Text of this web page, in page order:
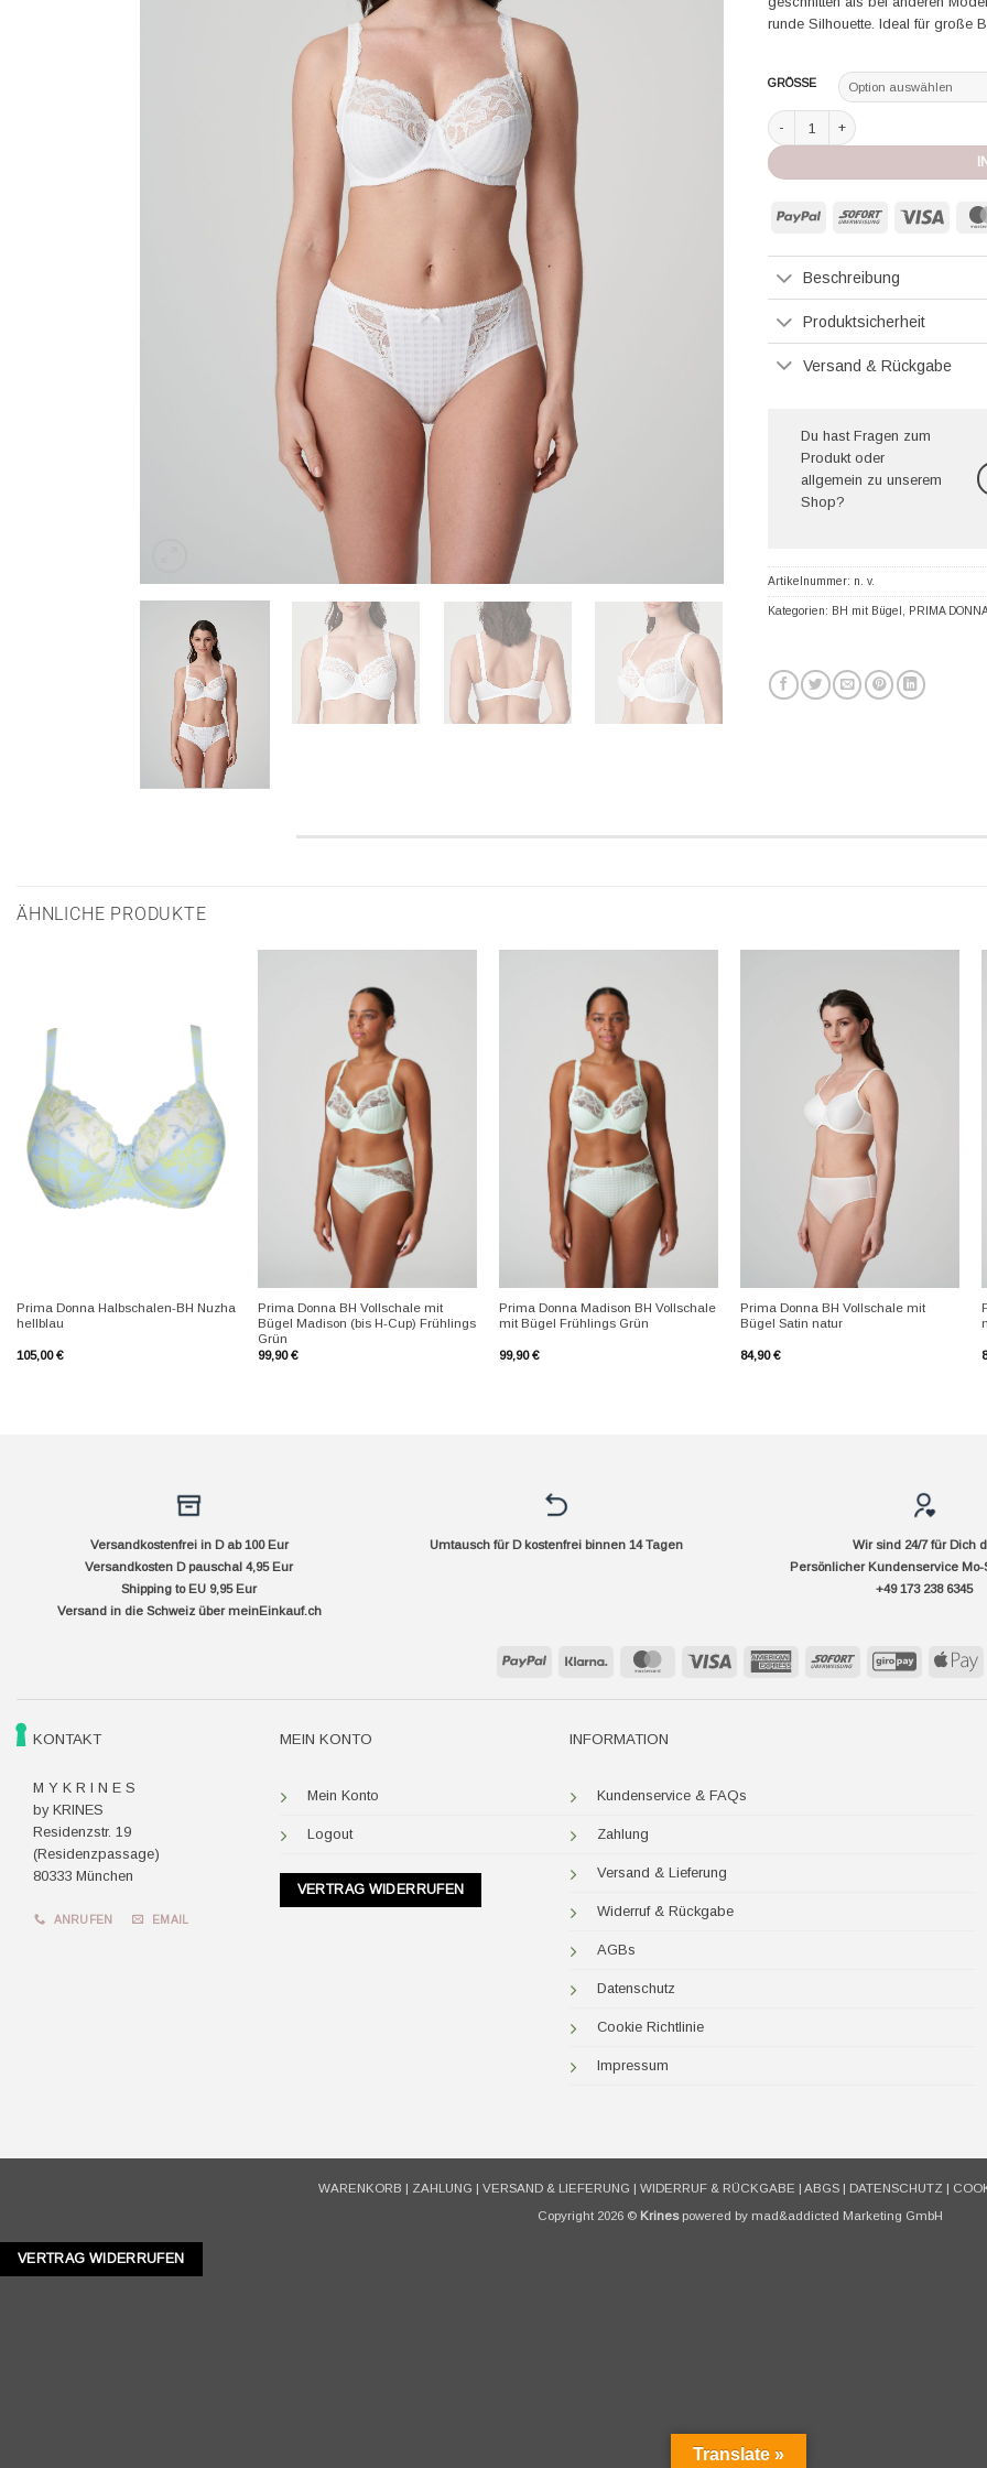
runde Silhouette. Ideal für große
GRÖSSE
Prima Donna BH Vollschale mit
PayPal Sofort Visa
Beschreibung
Produktsicherheit
Versand & Rückgabe
Du hast Fragen zum
Produkt oder
allgemein zu unserem
Shop?
Artikelnummer: n. v.
Kategorien: BH mit Bügel PRIMA
ÄHNLICHE PRODUKTE
Prima Donna Halbschalen-BH Nuzha
hellblau
105,00€
Prima Donna BH Vollschale mit
Bügel Madison (bis H-Cup) Frühlings
Grün
99,90€
Prima Donna Madison BH Vollschale
mit Bügel Frühlings Grün
99,90€
Prima Donna BH Vollschale mit
Bügel Satin natur
84,90€
Versandkostenfrei in D ab 100 Eur
Versandkosten D pauschal 4,95 Eur
Shipping to EU 9,95 Eur
Versand in die Schweiz über meinEinkauf.ch
Umtausch für D kostenfrei binnen 14 Tagen
Wir sind 24/7 für Dich
Persönlicher Kundenservice Mo-
+49 173 238 6345
PayPal Klarna MasterCard Visa
AmericanSofort GiroPay
KONTAKT
M Y K R I N E S
by KRINES
Residenzstr. 19
(Residenzpassage)
80333 München
ANRUFEN EMAIL
MEIN KONTO
Mein Konto
Logout
VERTRAG WIDERRUFEN
INFORMATION
Kundenservice & FAQs
Zahlung
Versand & Lieferung
Widerruf & Rückgabe
AGBs
Datenschutz
Cookie Richtlinie
Impressum
WARENKORB | ZAHLUNG | VERSAND & LIEFERUNG | WIDERRUF & RÜCKGABE | ABGS| DATENSCHUTZ |
Copyright 2026 © Krinespowered by mad&addicted Marketing GmbH
VERTRAG WIDERRUFEN
Translate »